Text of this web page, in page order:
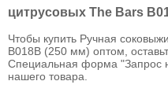
цитрусовых The Bars
Чтобы купить Ручная
B018B (250 мм) оптом,
Специальная форма "Запрос
нашего товара.